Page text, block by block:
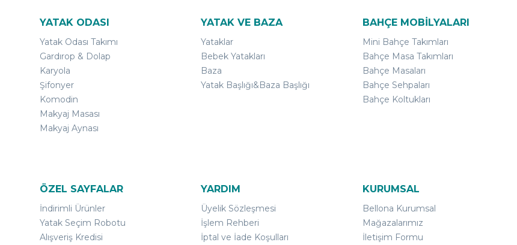
YATAK ODASI
Yatak Odası Takımı
Gardırop & Dolap
Karyola
Şifonyer
Komodin
Makyaj Masası
Makyaj Aynası
YATAK VE BAZA
Yataklar
Bebek Yatakları
Baza
Yatak Başlığı&Baza Başlığı
BAHÇE MOBİLYALARI
Mini Bahçe Takımları
Bahçe Masa Takımları
Bahçe Masaları
Bahçe Sehpaları
Bahçe Koltukları
ÖZEL SAYFALAR
İndirimli Ürünler
Yatak Seçim Robotu
Alışveriş Kredisi
YARDIM
Üyelik Sözleşmesi
İşlem Rehberi
İptal ve İade Koşulları
KURUMSAL
Bellona Kurumsal
Mağazalarımız
İletişim Formu